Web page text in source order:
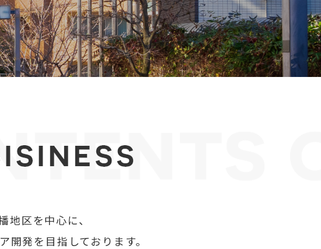
区を中心に、
発を目指しております。